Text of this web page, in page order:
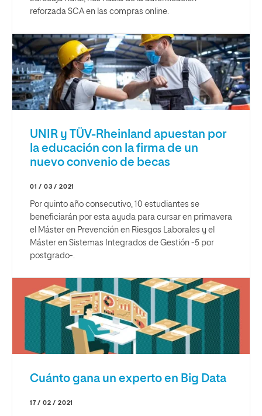
reforzada SCA en las compras online.
UNIR y TÜV-Rheinland apuestan por
la educación con la firma de un
nuevo convenio de becas
01 / 03 / 2021
Por quinto año consecutivo, 10 estudiantes se
beneficiarán por esta ayuda para cursar en primavera
el Máster en Prevención en Riesgos Laborales y el
Máster en Sistemas Integrados de Gestión -5 por
postgrado-.
Cuánto gana un experto en Big Data
17 / 02 / 2021